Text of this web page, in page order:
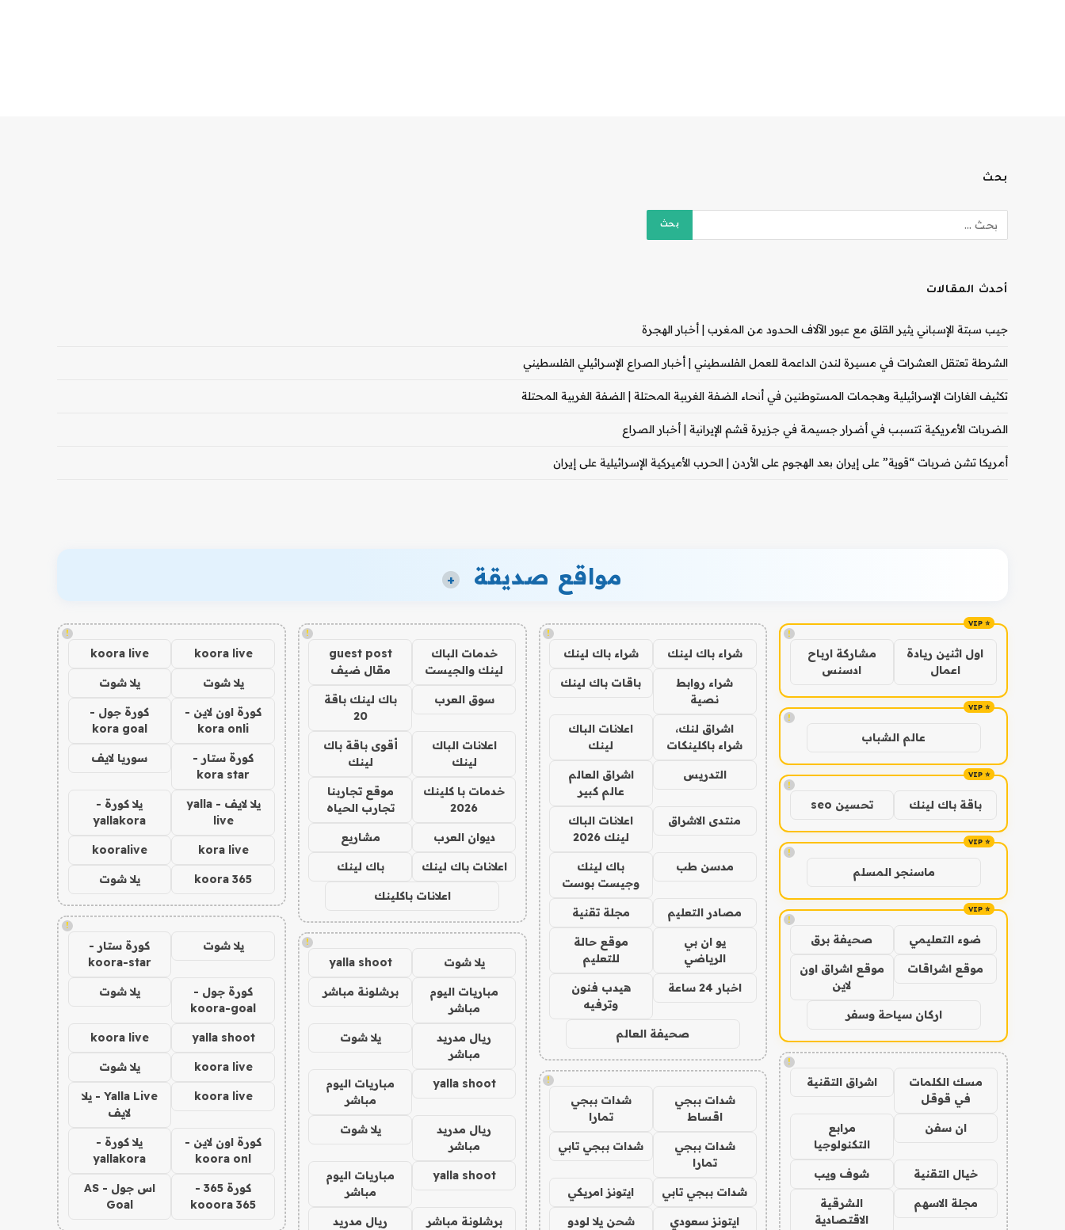
بحث
أحدث المقالات
جيب سبتة الإسباني يثير القلق مع عبور الآلاف الحدود من المغرب | أخبار الهجرة
الشرطة تعتقل العشرات في مسيرة لندن الداعمة للعمل الفلسطيني | أخبار الصراع الإسرائيلي الفلسطيني
تكثيف الغارات الإسرائيلية وهجمات المستوطنين في أنحاء الضفة الغربية المحتلة | الضفة الغربية المحتلة
الضربات الأمريكية تتسبب في أضرار جسيمة في جزيرة قشم الإيرانية | أخبار الصراع
أمريكا تشن ضربات “قوية” على إيران بعد الهجوم على الأردن | الحرب الأميركية الإسرائيلية على إيران
مواقع صديقة +
!
اول اثنين ريادة
اعمال
مشاركة ارباح
ادسنس
!
عالم الشباب
!
باقة باك لينك تحسين seo
!
ماسنجر المسلم
!
ضوء التعليمي صحيفة برق
موقع اشراقات
موقع اشراق اون
لاين
اركان سياحة وسفر
!
مسك الكلمات
في قوقل
اشراق التقنية
ان سفن
مرابع
التكنولوجيا
خيال التقنية شوف ويب
مجلة الاسهم
الشرقية
الاقتصادية
!
شراء باك لينك شراء باك لينك
شراء روابط
نصية
باقات باك لينك
اشراق لنك،
شراء باكلينكات
اعلانات الباك
لينك
التدريس
اشراق العالم
عالم كبير
منتدى الاشراق
اعلانات الباك
لينك 2026
مدسن طب
باك لينك
وجيست بوست
مصادر التعليم مجلة تقنية
يو ان بي
الرياضي
موقع حالة
للتعليم
اخبار 24 ساعة
هيدب فنون
وترفيه
صحيفة العالم
!
شدات ببجي
اقساط
شدات ببجي
تمارا
شدات ببجي
تمارا
شدات ببجي تابي
شدات ببجي تابي ايتونز امريكي
ايتونز سعودي شحن يلا لودو
!
خدمات الباك
لينك والجيست
guest post
مقال ضيف
سوق العرب
باك لينك باقة
20
اعلانات الباك
لينك
أقوى باقة باك
لينك
خدمات با كلينك
2026
موقع تجاربنا
تجارب الحياه
ديوان العرب مشاريع
اعلانات باك لينك باك لينك
اعلانات باكلينك
!
يلا شوت yalla shoot
مباريات اليوم
مباشر
برشلونة مباشر
ريال مدريد
مباشر
يلا شوت
yalla shoot
مباريات اليوم
مباشر
ريال مدريد
مباشر
يلا شوت
yalla shoot
مباريات اليوم
مباشر
برشلونة مباشر ريال مدريد
!
koora live
koora live
يلا شوت يلا شوت
كورة اون لاين -
kora onli
كورة جول -
kora goal
كورة ستار -
kora star
سوريا لايف
يلا لايف - yalla
live
يلا كورة -
yallakora
kora live
kooralive
koora 365 يلا شوت
!
يلا شوت
كورة ستار -
koora-star
كورة جول -
koora-goal
يلا شوت
yalla shoot
koora live
koora live يلا شوت
koora live
Yalla Live - يلا
لايف
كورة اون لاين -
koora onl
يلا كورة -
yallakora
كورة 365 -
kooora 365
اس جول - AS
Goal